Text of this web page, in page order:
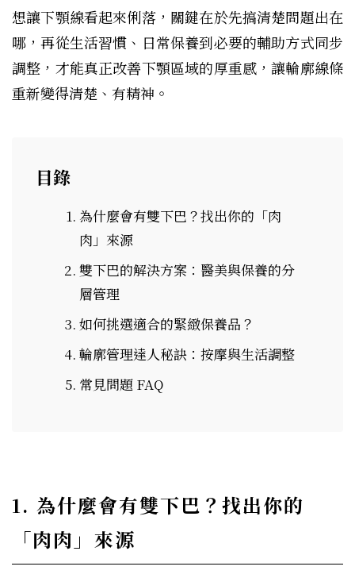
想讓下顎線看起來俐落，關鍵在於先搞清楚問題出在
哪，再從生活習慣、日常保養到必要的輔助方式同步
調整，才能真正改善下顎區域的厚重感，讓輪廓線條
重新變得清楚、有精神。
目錄
為什麼會有雙下巴？找出你的「肉
肉」來源
雙下巴的解決方案：醫美與保養的分
層管理
如何挑選適合的緊緻保養品？
輪廓管理達人秘訣：按摩與生活調整
常見問題 FAQ
1. 為什麼會有雙下巴？找出你的
「肉肉」來源